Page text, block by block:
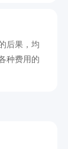
后果，均
种费用的